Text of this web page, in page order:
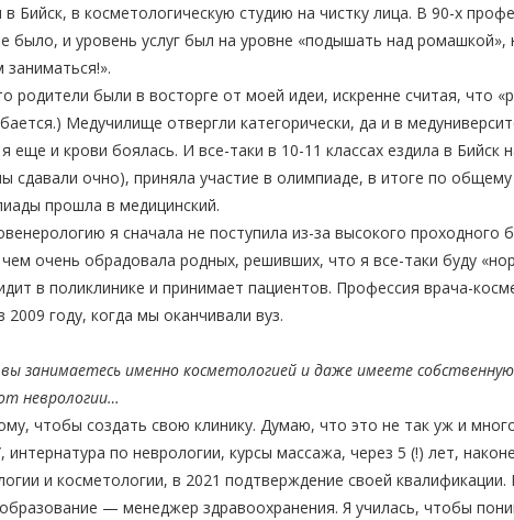
Бийск, в косметологическую студию на чистку лица. В 90-х
было, и уровень услуг был на уровне «подышать над ромашкой»,
заниматься!».
родители были в восторге от моей идеи, искренне считая, что
Медучилище отвергли категорически, да и в
еще и крови боялась. И все-таки в 10-11 классах ездила в Бийск
сдавали очно), приняла участие в олимпиаде, в итоге по
прошла в медицинский.
я сначала не поступила из-за высокого проходного
очень обрадовала родных, решивших, что я все-таки буду
в поликлинике и принимает пациентов. Профессия врача-
2009 году, когда мы оканчивали вуз.
занимаетесь именно косметологией и даже имеете
неврологии…
чтобы создать свою клинику. Думаю, что это не так уж и
по неврологии, курсы массажа, через 5 (!) лет,
и косметологии, в 2021 подтверждение своей квалификации.
— менеджер здравоохранения. Я училась, чтобы